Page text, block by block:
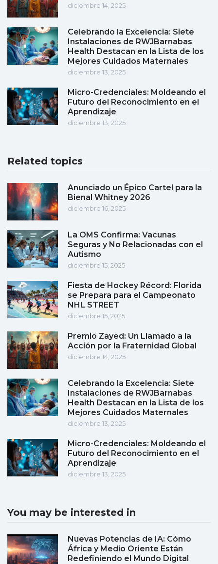
diciembre 14, 2025
Celebrando la Excelencia: Siete
Instalaciones de RWJBarnabas
Health Destacan en la Lista de los
Mejores Cuidados Maternales
diciembre 13, 2025
Micro-Credenciales: Moldeando el
Futuro del Reconocimiento en el
Aprendizaje
diciembre 13, 2025
Related topics
Anunciado un Épico Cartel para la
Bienal Whitney 2026
diciembre 16, 2025
La OMS Confirma: Vacunas
Seguras y No Relacionadas con el
Autismo
diciembre 15, 2025
Fiesta de Hockey Récord: Florida
se Prepara para el Campeonato
NHL STREET
diciembre 15, 2025
Premio Zayed: Un Llamado a la
Acción por la Fraternidad Global
diciembre 14, 2025
Celebrando la Excelencia: Siete
Instalaciones de RWJBarnabas
Health Destacan en la Lista de los
Mejores Cuidados Maternales
diciembre 13, 2025
Micro-Credenciales: Moldeando el
Futuro del Reconocimiento en el
Aprendizaje
diciembre 13, 2025
You may be interested in
Nuevas Potencias de IA: Cómo
África y Medio Oriente Están
Redefiniendo el Mundo Digital